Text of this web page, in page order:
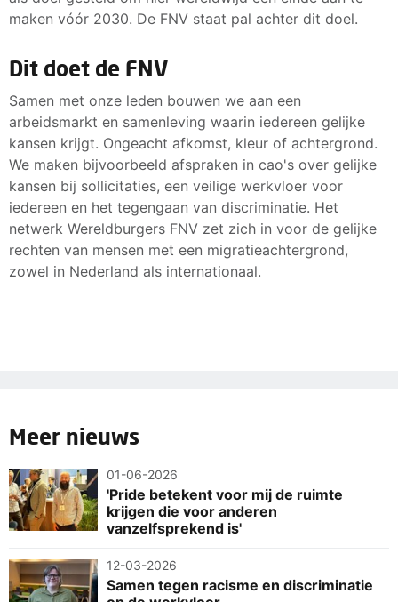
maken vóór 2030. De FNV staat pal achter dit doel.
Dit doet de FNV
Samen met onze leden bouwen we aan een
arbeidsmarkt en samenleving waarin iedereen gelijke
kansen krijgt. Ongeacht afkomst, kleur of achtergrond.
We maken bijvoorbeeld afspraken in cao's over gelijke
kansen bij sollicitaties, een veilige werkvloer voor
iedereen en het tegengaan van discriminatie. Het
netwerk Wereldburgers FNV zet zich in voor de gelijke
rechten van mensen met een migratieachtergrond,
zowel in Nederland als internationaal.
Meer nieuws
01-06-2026
'Pride betekent voor mij de ruimte
krijgen die voor anderen
vanzelfsprekend is'
12-03-2026
Samen tegen racisme en discriminatie